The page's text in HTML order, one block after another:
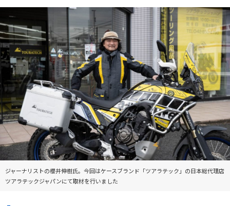
ジャーナリストの櫻井伸樹氏。今回はケースブランド「ツアラテック」の日本総代理店
ツアラテックジャパンにて取材を行いました